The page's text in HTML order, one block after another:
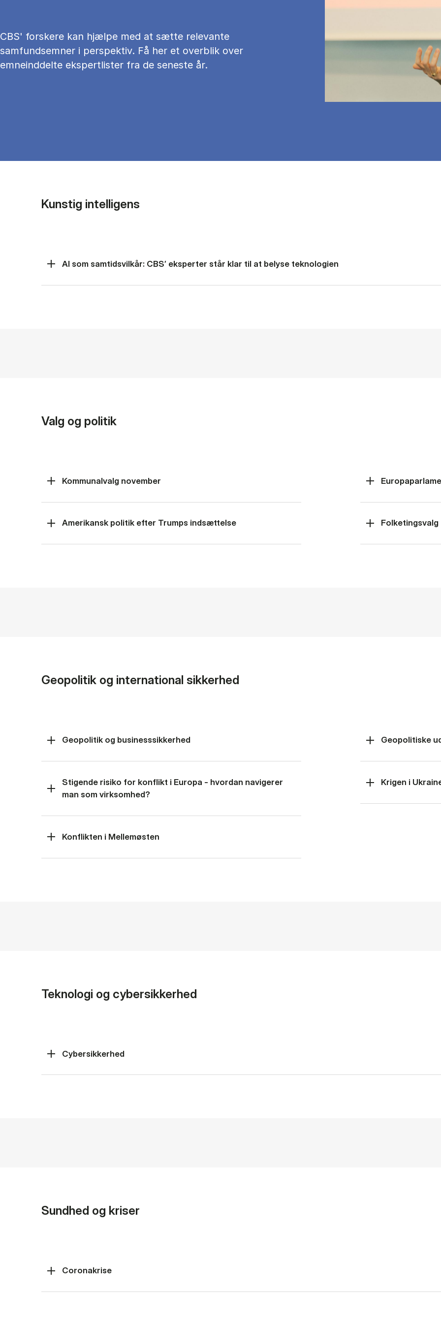
CBS' forskere kan hjælpe med at sætte relevante
samfundsemner i perspektiv. Få her et overblik over
emneinddelte ekspertlister fra de seneste år.
Kunstig intelligens
AI som samtidsvilkår: CBS’ eksperter står klar til at belyse teknologien
Valg og politik
Kommunalvalg november
Amerikansk politik efter Trumps indsættelse Folketingsvalg
Geopolitik og international sikkerhed
Geopolitik og businesssikkerhed
Stigende risiko for konflikt i Europa - hvordan navigerer
man som virksomhed?
Konflikten i Mellemøsten
Geopolitiske
Krigen i
Teknologi og cybersikkerhed
Cybersikkerhed
Sundhed og kriser
Coronakrise